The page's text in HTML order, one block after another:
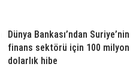
Dünya Bankası’ndan Suriye’nin
finans sektörü için 100 milyon
dolarlık hibe